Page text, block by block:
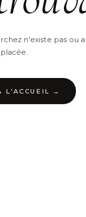
n'existe pas ou
L'ACCUEIL →